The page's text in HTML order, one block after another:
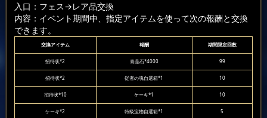
入口：フェス→レア品交換
内容：イベント期間中、指定アイテムを使って次の報酬と交換
できます。
交換アイテム 報酬 期間限定回数
招待状*2 青晶石*4000 99
招待状*2 従者の魂自選箱*1 10
招待状*10 ケーキ*1 10
ケーキ*2 特級宝物自選箱*1 5